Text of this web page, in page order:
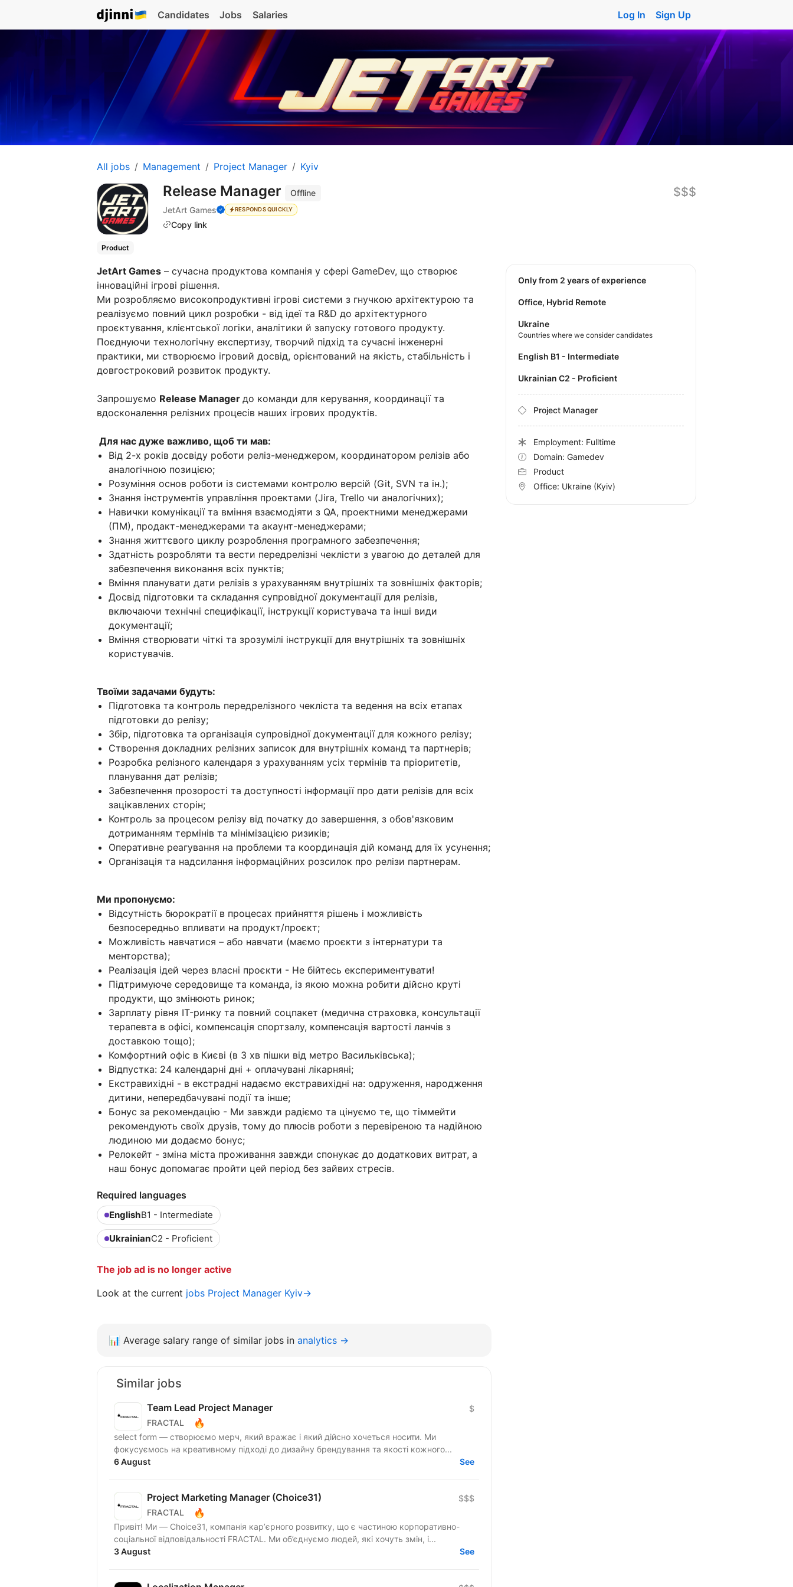
Candidates Jobs Salaries Log In Sign Up
All jobs Management Project Manager Kyiv
Release Manager
Offline
JetArt Games
RESPONDS QUICKLY
Copy link
$$$
Product
JetArt Games – сучасна продуктова компанія у сфері GameDev, що створює
інноваційні ігрові рішення.
Ми розробляємо високопродуктивні ігрові системи з гнучкою архітектурою та
реалізуємо повний цикл розробки - від ідеї та R&D до архітектурного
проєктування, клієнтської логіки, аналітики й запуску готового продукту.
Поєднуючи технологічну експертизу, творчий підхід та сучасні інженерні
практики, ми створюємо ігровий досвід, орієнтований на якість, стабільність і
довгостроковий розвиток продукту.
Запрошуємо Release Manager до команди для керування, координації та
вдосконалення релізних процесів наших ігрових продуктів.
Для нас дуже важливо, щоб ти мав:
Від 2-х років досвіду роботи реліз-менеджером, координатором релізів або
аналогічною позицією;
Розуміння основ роботи із системами контролю версій (Git, SVN та ін.);
Знання інструментів управління проектами (Jira, Trello чи аналогічних);
Навички комунікації та вміння взаємодіяти з QA, проектними менеджерами
(ПМ), продакт-менеджерами та акаунт-менеджерами;
Знання життєвого циклу розроблення програмного забезпечення;
Здатність розробляти та вести передрелізні чеклісти з увагою до деталей для
забезпечення виконання всіх пунктів;
Вміння планувати дати релізів з урахуванням внутрішніх та зовнішніх факторів;
Досвід підготовки та складання супровідної документації для релізів,
включаючи технічні специфікації, інструкції користувача та інші види
документації;
Вміння створювати чіткі та зрозумілі інструкції для внутрішніх та зовнішніх
користувачів.
Твоїми задачами будуть:
Підготовка та контроль передрелізного чекліста та ведення на всіх етапах
підготовки до релізу;
Збір, підготовка та організація супровідної документації для кожного релізу;
Створення докладних релізних записок для внутрішніх команд та партнерів;
Розробка релізного календаря з урахуванням усіх термінів та пріоритетів,
планування дат релізів;
Забезпечення прозорості та доступності інформації про дати релізів для всіх
зацікавлених сторін;
Контроль за процесом релізу від початку до завершення, з обов'язковим
дотриманням термінів та мінімізацією ризиків;
Оперативне реагування на проблеми та координація дій команд для їх усунення;
Організація та надсилання інформаційних розсилок про релізи партнерам.
Ми пропонуємо:
Відсутність бюрократії в процесах прийняття рішень і можливість
безпосередньо впливати на продукт/проєкт;
Можливість навчатися – або навчати (маємо проєкти з інтернатури та
менторства);
Реалізація ідей через власні проєкти - Не бійтесь експериментувати!
Підтримуюче середовище та команда, із якою можна робити дійсно круті
продукти, що змінюють ринок;
Зарплату рівня IT-ринку та повний соцпакет (медична страховка, консультації
терапевта в офісі, компенсація спортзалу, компенсація вартості ланчів з
доставкою тощо);
Комфортний офіс в Києві (в 3 хв пішки від метро Васильківська);
Відпустка: 24 календарні дні + оплачувані лікарняні;
Екстравихідні - в екстрадні надаємо екстравихідні на: одруження, народження
дитини, непередбачувані події та інше;
Бонус за рекомендацію - Ми завжди радіємо та цінуємо те, що тіммейти
рекомендують своїх друзів, тому до плюсів роботи з перевіреною та надійною
людиною ми додаємо бонус;
Релокейт - зміна міста проживання завжди спонукає до додаткових витрат, а
наш бонус допомагає пройти цей період без зайвих стресів.
Required languages
EnglishB1 - Intermediate
UkrainianC2 - Proficient
The job ad is no longer active
Look at the current jobs Project Manager Kyiv→
Only from 2 years of experience
Office, Hybrid Remote
Ukraine
Countries where we consider candidates
English B1 - Intermediate
Ukrainian C2 - Proficient
Project Manager
Employment: Fulltime
Domain: Gamedev
Product
Office: Ukraine (Kyiv)
📊 Average salary range of similar jobs in analytics →
Similar jobs
Team Lead Project Manager
FRACTAL 🔥
$
select form — створюємо мерч, який вражає і який дійсно хочеться носити. Ми
фокусуємось на креативному підході до дизайну брендування та якості кожного...
6 August
See
Project Marketing Manager (Choіce31)
FRACTAL 🔥
$$$
Привіт! Ми — Choіce31, компанія карʼєрного розвитку, що є частиною корпоративно-
соціальної відповідальності FRACTAL. Ми об’єднуємо людей, які хочуть змін, і...
3 August
See